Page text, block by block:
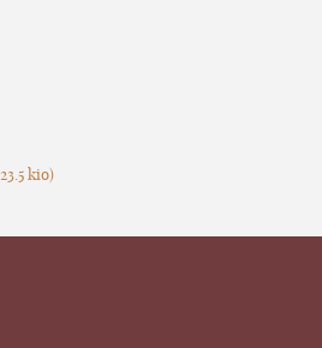
23.5 kio)